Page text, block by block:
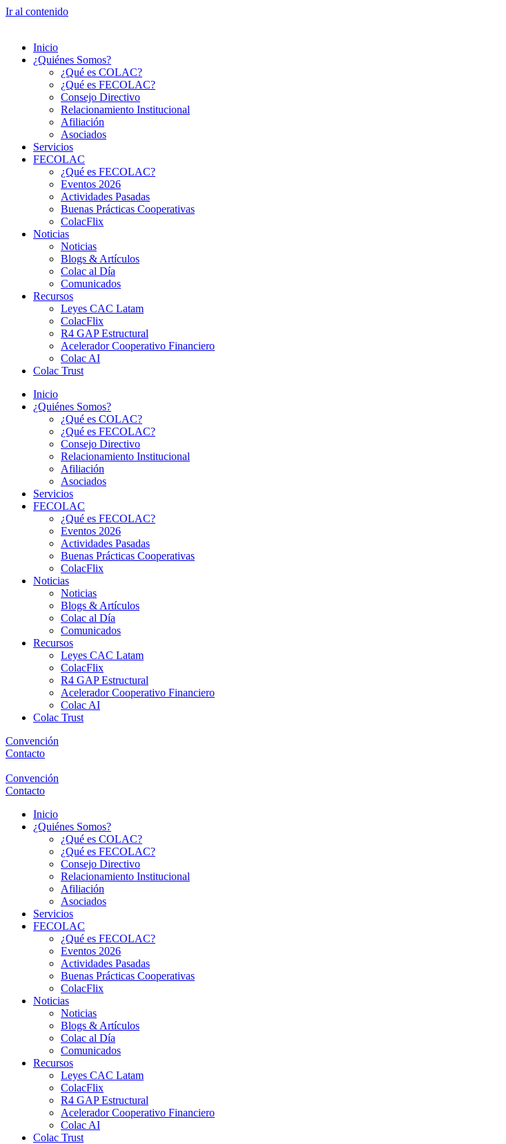
Ir al contenido
Inicio
¿Quiénes Somos?
¿Qué es COLAC?
¿Qué es FECOLAC?
Consejo Directivo
Relacionamiento Institucional
Afiliación
Asociados
Servicios
FECOLAC
¿Qué es FECOLAC?
Eventos 2026
Actividades Pasadas
Buenas Prácticas Cooperativas
ColacFlix
Noticias
Noticias
Blogs & Artículos
Colac al Día
Comunicados
Recursos
Leyes CAC Latam
ColacFlix
R4 GAP Estructural
Acelerador Cooperativo Financiero
Colac AI
Colac Trust
Inicio
¿Quiénes Somos?
¿Qué es COLAC?
¿Qué es FECOLAC?
Consejo Directivo
Relacionamiento Institucional
Afiliación
Asociados
Servicios
FECOLAC
¿Qué es FECOLAC?
Eventos 2026
Actividades Pasadas
Buenas Prácticas Cooperativas
ColacFlix
Noticias
Noticias
Blogs & Artículos
Colac al Día
Comunicados
Recursos
Leyes CAC Latam
ColacFlix
R4 GAP Estructural
Acelerador Cooperativo Financiero
Colac AI
Colac Trust
Convención
Contacto
Convención
Contacto
Inicio
¿Quiénes Somos?
¿Qué es COLAC?
¿Qué es FECOLAC?
Consejo Directivo
Relacionamiento Institucional
Afiliación
Asociados
Servicios
FECOLAC
¿Qué es FECOLAC?
Eventos 2026
Actividades Pasadas
Buenas Prácticas Cooperativas
ColacFlix
Noticias
Noticias
Blogs & Artículos
Colac al Día
Comunicados
Recursos
Leyes CAC Latam
ColacFlix
R4 GAP Estructural
Acelerador Cooperativo Financiero
Colac AI
Colac Trust